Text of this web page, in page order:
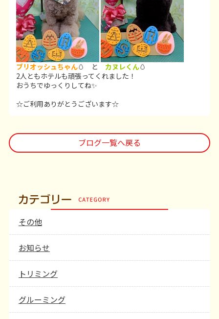
ブリオッシュちゃん🥚 と カヌレくん🥚
2人ともホテルも頑張ってくれました！
おうちでゆっくりしてね✨
☆ご利用ありがとうございます☆
ブログ一覧へ戻る
その他
お知らせ
トリミング
グルーミング